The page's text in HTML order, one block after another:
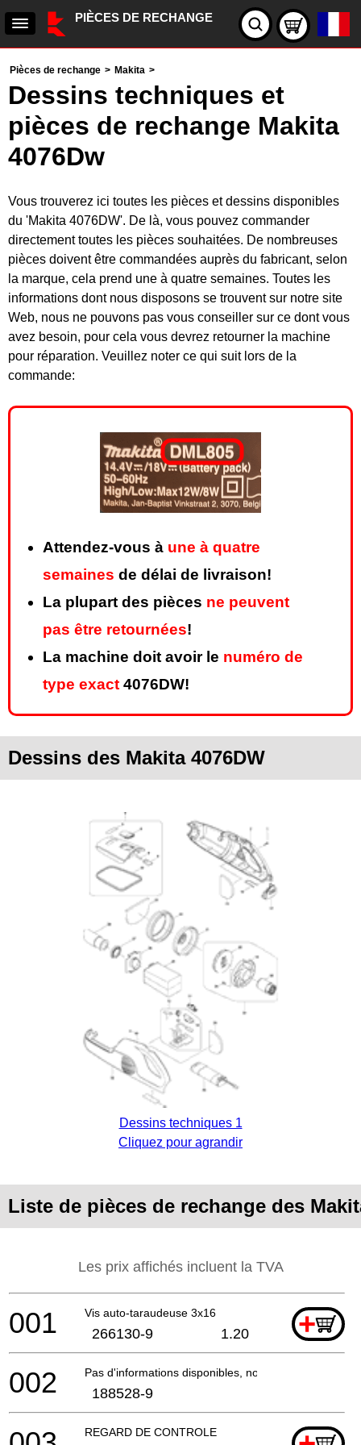
PIÈCES DE RECHANGE
Pièces de rechange > Makita >
Dessins techniques et
pièces de rechange Makita
4076Dw
Vous trouverez ici toutes les pièces et dessins disponibles
du 'Makita 4076DW'. De là, vous pouvez commander
directement toutes les pièces souhaitées. De nombreuses
pièces doivent être commandées auprès du fabricant, selon
la marque, cela prend une à quatre semaines. Toutes les
informations dont nous disposons se trouvent sur notre site
Web, nous ne pouvons pas vous conseiller sur ce dont vous
avez besoin, pour cela vous devrez retourner la machine
pour réparation. Veuillez noter ce qui suit lors de la
commande:
Attendez-vous à une à quatre
semaines de délai de livraison!
La plupart des pièces ne peuvent
pas être retournées!
La machine doit avoir le numéro de
type exact 4076DW!
Dessins des Makita 4076DW
Dessins techniques 1
Cliquez pour agrandir
Liste de pièces de rechange des
Les prix affichés incluent la TVA
Vis auto-taraudeuse 3x16 +
001 266130-9 1.20
Pas d'informations disponibles, non commandable
002 188528-9
REGARD DE CONTROLE